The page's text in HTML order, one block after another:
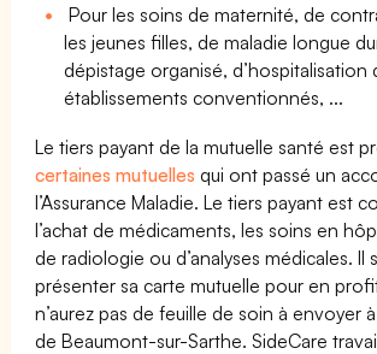
Pour les soins de maternité, de
les jeunes filles, de maladie longue
dépistage organisé, d’hospitalisation
établissements conventionnés, ...
Le tiers payant de la mutuelle santé est
certaines mutuelles qui ont passé un
l’Assurance Maladie. Le tiers payant est
l’achat de médicaments, les soins en
de radiologie ou d’analyses médicales. Il
présenter sa carte mutuelle pour en
n’aurez pas de feuille de soin à envoyer
de Beaumont-sur-Sarthe. SideCare